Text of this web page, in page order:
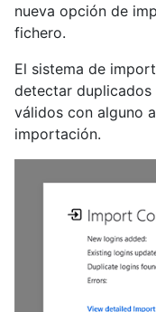
nueva opción de
fichero.
El sistema de
detectar
válidos con alguno
importación.